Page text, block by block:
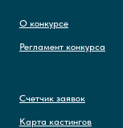
О конкурсе
Регламент конкурса
Счетчик заявок
Карта кастингов